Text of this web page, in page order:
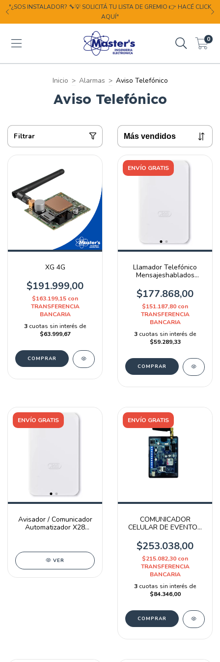
"¿SOS INSTALADOR? 🔧💡 SOLICITÁ TU LISTA DE GREMIO 👉 HACÉ CLICK
AQUÍ"
0
Inicio > Alarmas > Aviso Telefónico
Aviso Telefónico
Filtrar
XG 4G
$191.999,00
$163.199,15 con
TRANSFERENCIA
BANCARIA
3 cuotas sin interés de
$63.999,67
ENVÍO GRATIS
Llamador Telefónico
Mensajeshablados
$177.868,00
$151.187,80 con
TRANSFERENCIA
BANCARIA
3 cuotas sin interés de
$59.289,33
ENVÍO GRATIS
Avisador / Comunicador
Automatizador X28
VER
ENVÍO GRATIS
COMUNICADOR
CELULAR DE EVENTOS
$253.038,00
$215.082,30 con
TRANSFERENCIA
BANCARIA
3 cuotas sin interés de
$84.346,00